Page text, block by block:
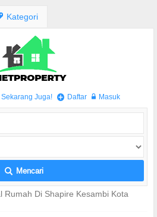
Kategori
Juga! + Daftar w Masuk
L Mencari
Rumah Di Shapire Kesambi Kota